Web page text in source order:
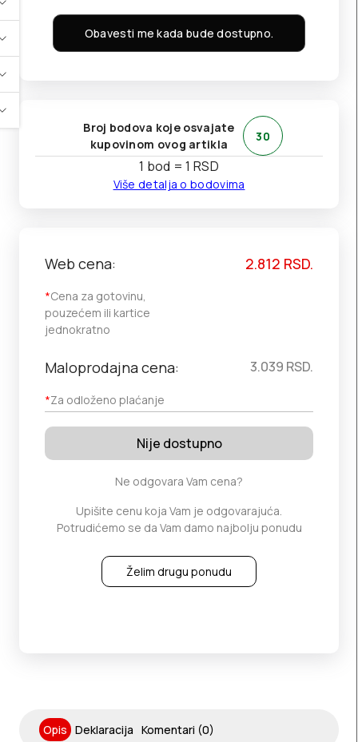
Obavesti me kada bude dostupno.
Broj bodova koje osvajate
kupovinom ovog artikla
30
1 bod = 1 RSD
Više detalja o bodovima
Web cena:
*Cena za gotovinu,
pouzećem ili kartice
jednokratno
2.812 RSD.
Maloprodajna cena:
*Za odloženo plaćanje
3.039 RSD.
Nije dostupno
Ne odgovara Vam cena?
Upišite cenu koja Vam je odgovarajuća.
Potrudićemo se da Vam damo najbolju ponudu
Želim drugu ponudu
Opis Deklaracija Komentari (0)